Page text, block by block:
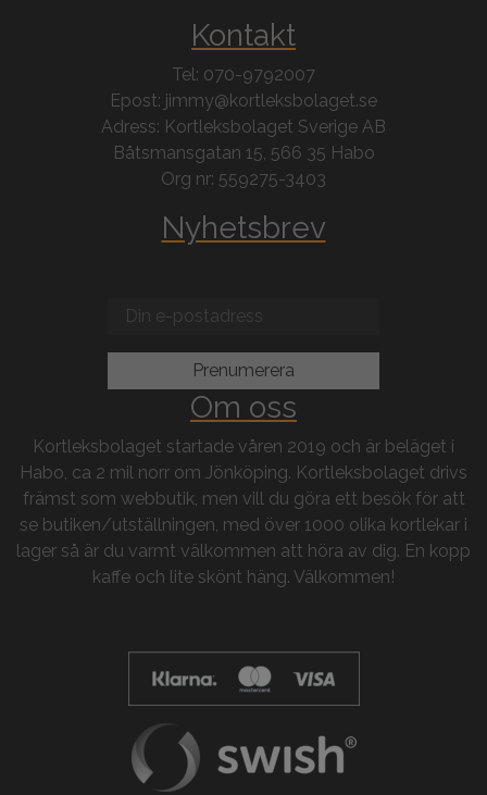
Kontakt
Tel: 070-9792007
Epost: jimmy@kortleksbolaget.se
Adress: Kortleksbolaget Sverige AB
Båtsmansgatan 15, 566 35 Habo
Org nr: 559275-3403
Nyhetsbrev
Om oss
Kortleksbolaget startade våren 2019 och är beläget i
Habo, ca 2 mil norr om Jönköping. Kortleksbolaget drivs
främst som webbutik, men vill du göra ett besök för att
se butiken/utställningen, med över 1000 olika kortlekar i
lager så är du varmt välkommen att höra av dig. En kopp
kaffe och lite skönt häng. Välkommen!